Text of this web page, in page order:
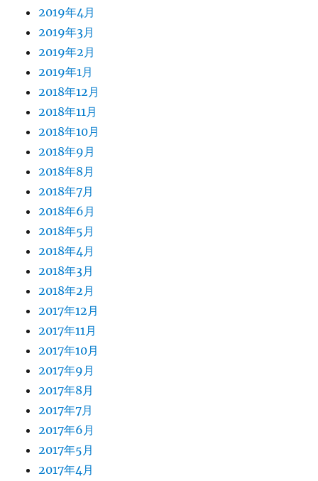
2019年4月
2019年3月
2019年2月
2019年1月
2018年12月
2018年11月
2018年10月
2018年9月
2018年8月
2018年7月
2018年6月
2018年5月
2018年4月
2018年3月
2018年2月
2017年12月
2017年11月
2017年10月
2017年9月
2017年8月
2017年7月
2017年6月
2017年5月
2017年4月